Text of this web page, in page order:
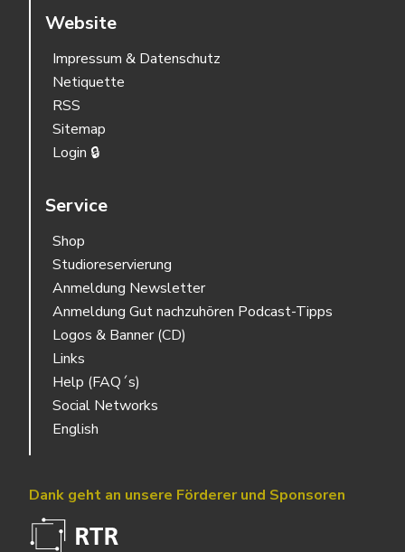
Website
Impressum & Datenschutz
Netiquette
RSS
Sitemap
Login 🔒
Service
Shop
Studioreservierung
Anmeldung Newsletter
Anmeldung Gut nachzuhören Podcast-Tipps
Logos & Banner (CD)
Links
Help (FAQ´s)
Social Networks
English
Dank geht an unsere Förderer und Sponsoren